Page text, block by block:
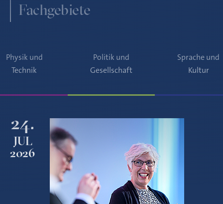
Fachgebiete
Physik und
Technik
Politik und
Gesellschaft
Sprache und
Kultur
24.
JUL
2026